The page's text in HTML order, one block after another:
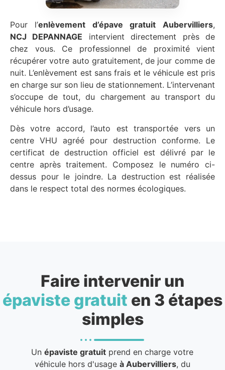
Pour l’enlèvement d’épave gratuit Aubervilliers,
NCJ DEPANNAGE intervient directement près de
chez vous. Ce professionnel de proximité vient
récupérer votre auto gratuitement, de jour comme de
nuit. L’enlèvement est sans frais et le véhicule est pris
en charge sur son lieu de stationnement. L’intervenant
s’occupe de tout, du chargement au transport du
véhicule hors d’usage.
Dès votre accord, l’auto est transportée vers un
centre VHU agréé pour destruction conforme. Le
certificat de destruction officiel est délivré par le
centre après traitement. Composez le numéro ci-
dessus pour le joindre. La destruction est réalisée
dans le respect total des normes écologiques.
Faire intervenir un
épaviste gratuit en 3 étapes
simples
Unépaviste gratuit prend en charge votre
véhicule hors d'usage à Aubervilliers, du